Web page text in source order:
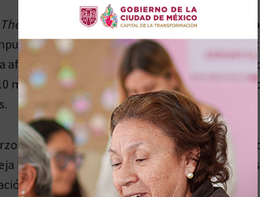
The New York Times, líderes de cárteles
por las exigencias de Trump para
sus operaciones financieras. La
mil elementos de la Guardia Nacional en la
el 4 de marzo entrarán en vigor aranceles
la persistencia de Trump en endurecer su
irregular.